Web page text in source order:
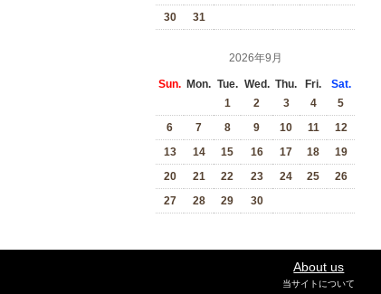
30
31
2026年9月
Sun. Mon. Tue. Wed. Thu. Fri.
Sat.
1
2 3 4
5
6
7 8 9 10 11
12
13
14 15 16 17 18
19
20
21 22 23 24 25
26
27
28 29 30
About us
当サイトについて